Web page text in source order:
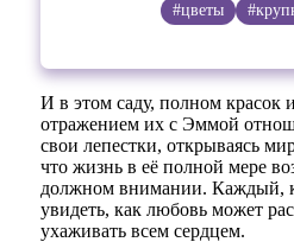
#цветы
И в этом саду, полном красок
отражением их с Эммой
свои лепестки, открываясь
что жизнь в её полной мере
должном внимании. Каждый,
увидеть, как любовь может
ухаживать всем сердцем.